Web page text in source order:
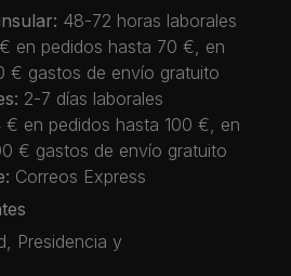
48-72 horas laborales
en pedidos hasta 70 €, en
€ gastos de envío gratuito
2-7 días laborales
€ en pedidos hasta 100 €, en
€ gastos de envío gratuito
Correos Express
Presidencia y